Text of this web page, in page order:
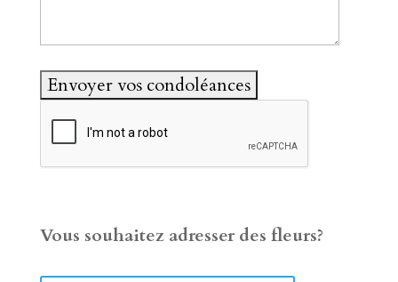
Vous souhaitez adresser des fleurs?